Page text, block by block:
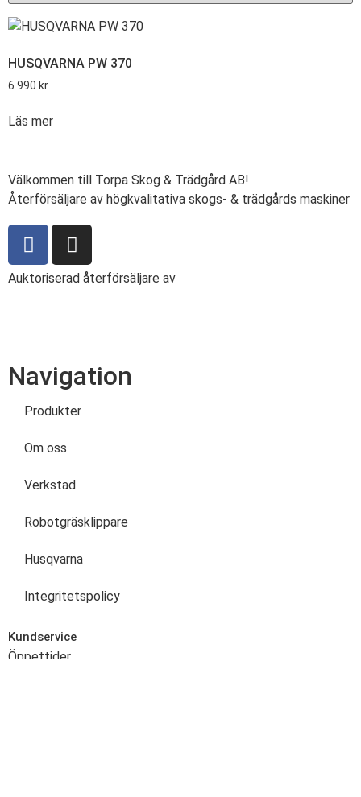
HUSQVARNA PW 370
6 990 kr
Läs mer
Välkommen till Torpa Skog & Trädgård AB!
Återförsäljare av högkvalitativa skogs- & trädgårds maskiner
Auktoriserad återförsäljare av
Navigation
Produkter
Om oss
Verkstad
Robotgräsklippare
Husqvarna
Integritetspolicy
Kundservice
Öppettider